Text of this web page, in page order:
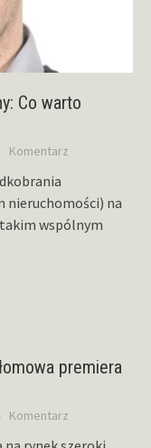
Co warto
Komentarz
nieruchomości) na
takim wspólnym
premiera
Komentarz